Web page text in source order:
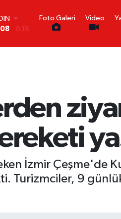
0.18
-14
Foto Galeri Video
İzmir Çeşme'de
Turizmciler, 9